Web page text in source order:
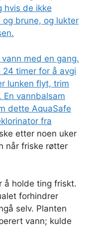
hvis de ikke
brune, og lukter
med en gang.
24 timer for å avgi
lunken flyt, trim
En vannbalsam
dette AquaSafe
fra
etter noen uker
når friske røtter
å holde ting friskt.
forhindrer
selv. Planten
vann; kulde